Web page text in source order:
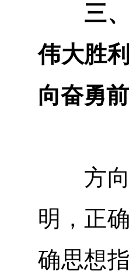
三、
伟大胜
向奋勇
方向
明，正
确思想